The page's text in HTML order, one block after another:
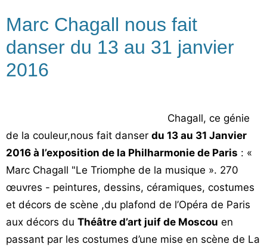
Marc Chagall nous fait
danser du 13 au 31 janvier
2016
Chagall, ce génie
de la couleur,nous fait danser du 13 au 31 Janvier
2016 à l’exposition de la Philharmonie de Paris : «
Marc Chagall "Le Triomphe de la musique ». 270
œuvres - peintures, dessins, céramiques, costumes
et décors de scène ,du plafond de l’Opéra de Paris
aux décors du Théâtre d’art juif de Moscou en
passant par les costumes d’une mise en scène de La